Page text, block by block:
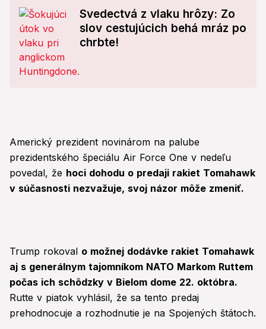
Svedectvá z vlaku hrôzy: Zo
slov cestujúcich behá mráz po
chrbte!
Americký prezident novinárom na palube
prezidentského špeciálu Air Force One v nedeľu
povedal, že hoci dohodu o predaji rakiet Tomahawk
v súčasnosti nezvažuje, svoj názor môže zmeniť.
Trump rokoval o možnej dodávke rakiet Tomahawk
aj s generálnym tajomníkom NATO Markom Ruttem
počas ich schôdzky v Bielom dome 22. októbra.
Rutte v piatok vyhlásil, že sa tento predaj
prehodnocuje a rozhodnutie je na Spojených štátoch.